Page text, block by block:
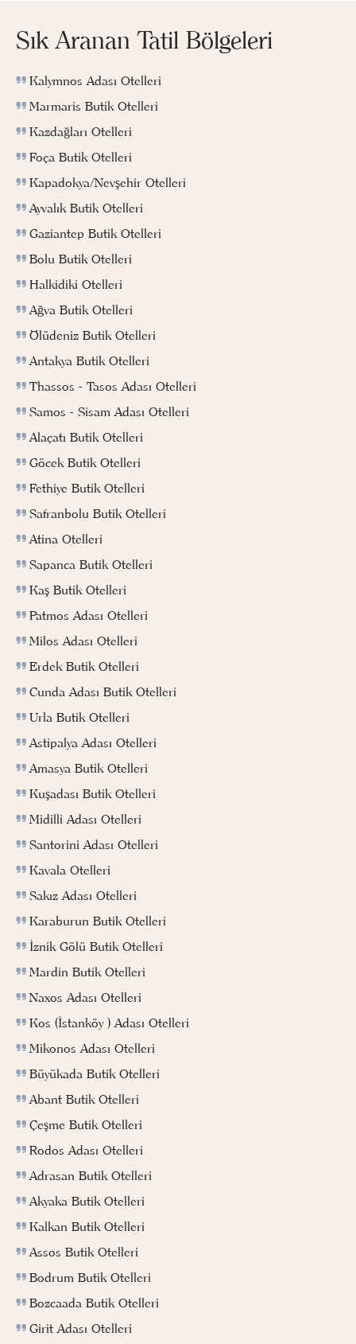
Sık Aranan Tatil Bölgeleri
Kalymnos Adası Otelleri
Marmaris Butik Otelleri
Kazdağları Otelleri
Foça Butik Otelleri
Kapadokya/Nevşehir Otelleri
Ayvalık Butik Otelleri
Gaziantep Butik Otelleri
Bolu Butik Otelleri
Halkidiki Otelleri
Ağva Butik Otelleri
Ölüdeniz Butik Otelleri
Antakya Butik Otelleri
Thassos - Tasos Adası Otelleri
Samos - Sisam Adası Otelleri
Alaçatı Butik Otelleri
Göcek Butik Otelleri
Fethiye Butik Otelleri
Safranbolu Butik Otelleri
Atina Otelleri
Sapanca Butik Otelleri
Kaş Butik Otelleri
Patmos Adası Otelleri
Milos Adası Otelleri
Erdek Butik Otelleri
Cunda Adası Butik Otelleri
Urla Butik Otelleri
Astipalya Adası Otelleri
Amasya Butik Otelleri
Kuşadası Butik Otelleri
Midilli Adası Otelleri
Santorini Adası Otelleri
Kavala Otelleri
Sakız Adası Otelleri
Karaburun Butik Otelleri
İznik Gölü Butik Otelleri
Mardin Butik Otelleri
Naxos Adası Otelleri
Kos (İstanköy ) Adası Otelleri
Mikonos Adası Otelleri
Büyükada Butik Otelleri
Abant Butik Otelleri
Çeşme Butik Otelleri
Rodos Adası Otelleri
Adrasan Butik Otelleri
Akyaka Butik Otelleri
Kalkan Butik Otelleri
Assos Butik Otelleri
Bodrum Butik Otelleri
Bozcaada Butik Otelleri
Girit Adası Otelleri